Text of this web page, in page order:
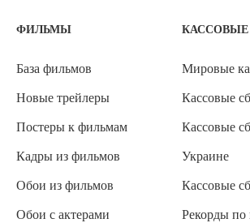
ФИЛЬМЫ
База фильмов
Новые трейлеры
Постеры к фильмам
Кадры из фильмов
Обои из фильмов
Обои с актерами
Мировые
Кассовые
Кассовые
Украине
Кассовые
Рекорды по